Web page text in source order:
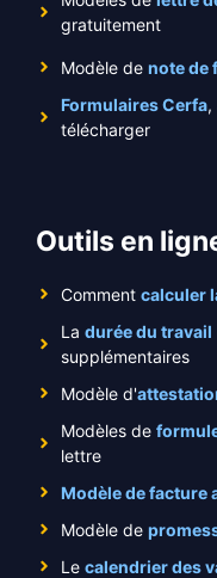
gratuitement
Modèle de note de
Formulaires Cerfa,
télécharger
Outils en
Comment calculer
La durée du travail
supplémentaires
Modèle d'
Modèles de
lettre
Modèle de facture
Modèle de
Le calendrier des